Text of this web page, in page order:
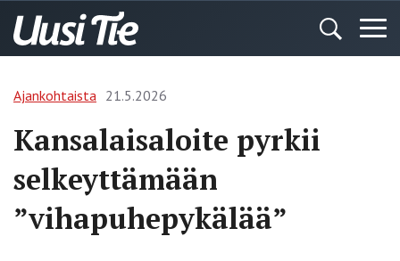
Ajankohtaista 21.5.2026
Kansalaisaloite pyrkii
selkeyttämään
”vihapuhepykälää”